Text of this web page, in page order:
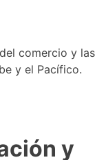
comercio y las
y el Pacífico.
y